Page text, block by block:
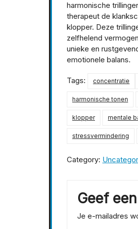
harmonische
therapeut de
klopper. Deze
zelfhelend
unieke en
emotionele balans.
Tags: concentratie
harmonische tonen
klopper mentale
stressvermindering
Category:
Geef
Je e-mailadres